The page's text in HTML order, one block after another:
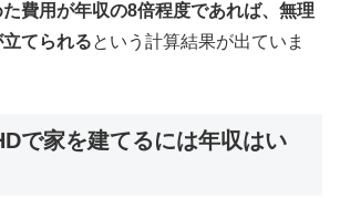
費用が年収の8倍程度であれば、無理
てられるという計算結果が出ていま
で家を建てるには年収はい